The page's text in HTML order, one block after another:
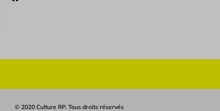
© 2020 Culture RP. Tous droits réservés